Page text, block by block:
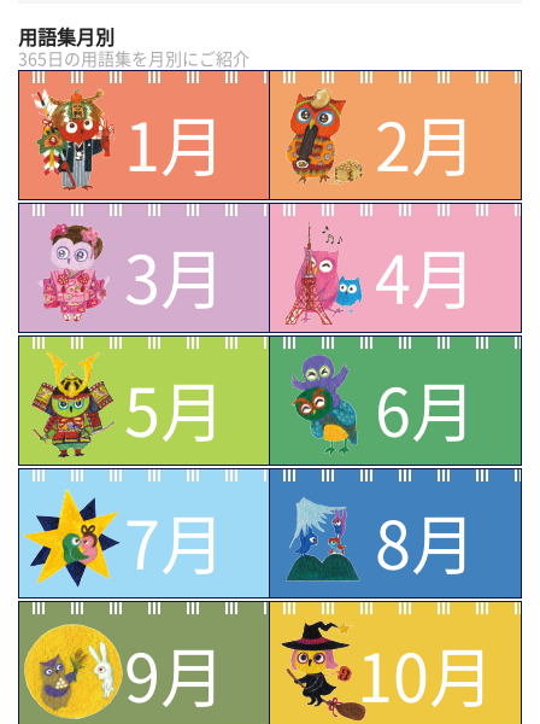
用語集月別
365日の用語集を月別にご紹介
1月
2月
3月
4月
5月
6月
7月
8月
9月
10月